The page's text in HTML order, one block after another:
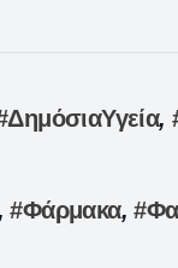
,
#Φάρμακα,